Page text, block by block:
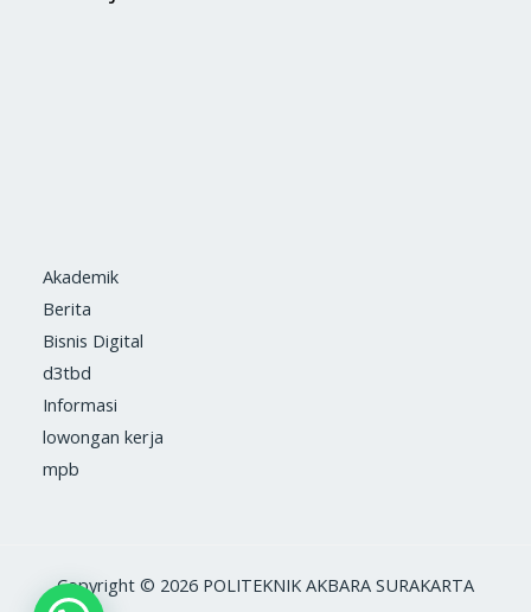
Akademik
Berita
Bisnis Digital
d3tbd
Informasi
lowongan kerja
mpb
Copyright © 2026 POLITEKNIK AKBARA SURAKARTA